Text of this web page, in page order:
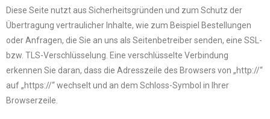
Diese Seite nutzt aus Sicherheitsgründen und zum Schutz der
Übertragung vertraulicher Inhalte, wie zum Beispiel Bestellungen
oder Anfragen, die Sie an uns als Seitenbetreiber senden, eine SSL-
bzw. TLS-Verschlüsselung. Eine verschlüsselte Verbindung
erkennen Sie daran, dass die Adresszeile des Browsers von „http://“
auf „https://“ wechselt und an dem Schloss-Symbol in Ihrer
Browserzeile.